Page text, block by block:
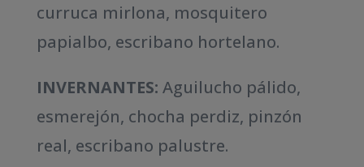
curruca mirlona, mosquitero
papialbo, escribano hortelano.
INVERNANTES: Aguilucho pálido,
esmerejón, chocha perdiz, pinzón
real, escribano palustre.